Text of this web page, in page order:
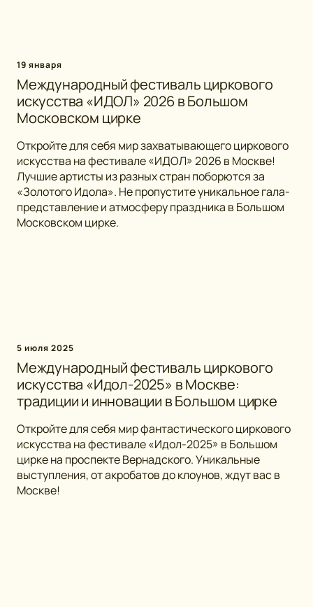
19 января
Международный фестиваль циркового
искусства «ИДОЛ» 2026 в Большом
Московском цирке
Откройте для себя мир захватывающего циркового
искусства на фестивале «ИДОЛ» 2026 в Москве!
Лучшие артисты из разных стран поборются за
«Золотого Идола». Не пропустите уникальное гала-
представление и атмосферу праздника в Большом
Московском цирке.
5 июля 2025
Международный фестиваль циркового
искусства «Идол-2025» в Москве:
традиции и инновации в Большом цирке
Откройте для себя мир фантастического циркового
искусства на фестивале «Идол-2025» в Большом
цирке на проспекте Вернадского. Уникальные
выступления, от акробатов до клоунов, ждут вас в
Москве!